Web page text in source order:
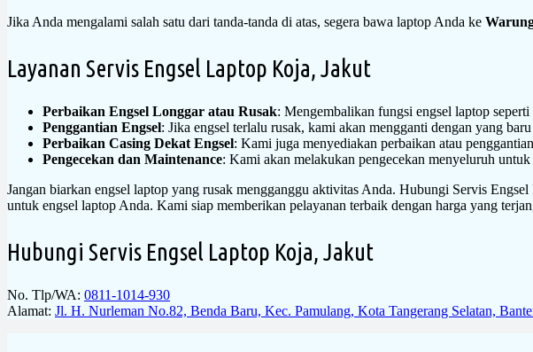
Jika Anda mengalami salah satu dari tanda-tanda di atas, segera bawa laptop Anda ke
Layanan Servis Engsel Laptop Koja, Jakut
Perbaikan Engsel Longgar atau Rusak: Mengembalikan fungsi engsel laptop seperti
Penggantian Engsel: Jika engsel terlalu rusak, kami akan mengganti dengan yang
Perbaikan Casing Dekat Engsel: Kami juga menyediakan perbaikan atau
Pengecekan dan Maintenance: Kami akan melakukan pengecekan menyeluruh
Jangan biarkan engsel laptop yang rusak mengganggu aktivitas Anda. Hubungi Servis
untuk engsel laptop Anda. Kami siap memberikan pelayanan terbaik dengan harga yang
Hubungi Servis Engsel Laptop Koja, Jakut
No. Tlp/WA: 0811-1014-930
Alamat: Jl. H. Nurleman No.82, Benda Baru, Kec. Pamulang, Kota Tangerang Selatan,